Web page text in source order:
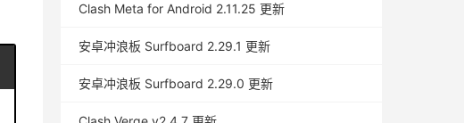
Clash Meta for Android 2.11.25 更新
安卓冲浪板 Surfboard 2.29.1 更新
安卓冲浪板 Surfboard 2.29.0 更新